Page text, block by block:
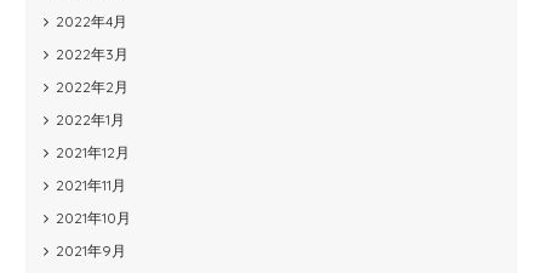
2022年4月
2022年3月
2022年2月
2022年1月
2021年12月
2021年11月
2021年10月
2021年9月